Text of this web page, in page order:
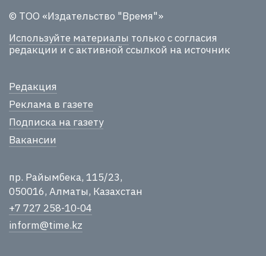
© ТОО «Издательство "Время"»
Используйте материалы только с согласия
редакции и с активной ссылкой на источник
Редакция
Реклама в газете
Подписка на газету
Вакансии
пр. Райымбека, 115/23,
050016, Алматы, Казахстан
+7 727 258-10-04
inform@time.kz